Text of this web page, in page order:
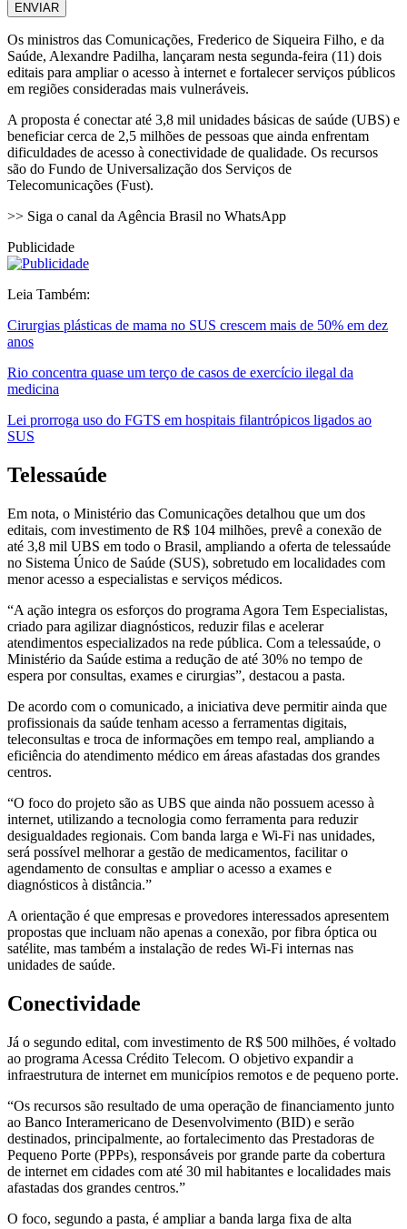
ENVIAR
Os ministros das Comunicações, Frederico de Siqueira Filho, e da
Saúde, Alexandre Padilha, lançaram nesta segunda-feira (11) dois
editais para ampliar o acesso à internet e fortalecer serviços públicos
em regiões consideradas mais vulneráveis.
A proposta é conectar até 3,8 mil unidades básicas de saúde (UBS) e
beneficiar cerca de 2,5 milhões de pessoas que ainda enfrentam
dificuldades de acesso à conectividade de qualidade. Os recursos
são do Fundo de Universalização dos Serviços de
Telecomunicações (Fust).
>> Siga o canal da Agência Brasil no WhatsApp
Publicidade
Leia Também:
Cirurgias plásticas de mama no SUS crescem mais de 50% em dez
anos
Rio concentra quase um terço de casos de exercício ilegal da
medicina
Lei prorroga uso do FGTS em hospitais filantrópicos ligados ao
SUS
Telessaúde
Em nota, o Ministério das Comunicações detalhou que um dos
editais, com investimento de R$ 104 milhões, prevê a conexão de
até 3,8 mil UBS em todo o Brasil, ampliando a oferta de telessaúde
no Sistema Único de Saúde (SUS), sobretudo em localidades com
menor acesso a especialistas e serviços médicos.
“A ação integra os esforços do programa Agora Tem Especialistas,
criado para agilizar diagnósticos, reduzir filas e acelerar
atendimentos especializados na rede pública. Com a telessaúde, o
Ministério da Saúde estima a redução de até 30% no tempo de
espera por consultas, exames e cirurgias”, destacou a pasta.
De acordo com o comunicado, a iniciativa deve permitir ainda que
profissionais da saúde tenham acesso a ferramentas digitais,
teleconsultas e troca de informações em tempo real, ampliando a
eficiência do atendimento médico em áreas afastadas dos grandes
centros.
“O foco do projeto são as UBS que ainda não possuem acesso à
internet, utilizando a tecnologia como ferramenta para reduzir
desigualdades regionais. Com banda larga e Wi-Fi nas unidades,
será possível melhorar a gestão de medicamentos, facilitar o
agendamento de consultas e ampliar o acesso a exames e
diagnósticos à distância.”
A orientação é que empresas e provedores interessados apresentem
propostas que incluam não apenas a conexão, por fibra óptica ou
satélite, mas também a instalação de redes Wi-Fi internas nas
unidades de saúde.
Conectividade
Já o segundo edital, com investimento de R$ 500 milhões, é voltado
ao programa Acessa Crédito Telecom. O objetivo expandir a
infraestrutura de internet em municípios remotos e de pequeno porte.
“Os recursos são resultado de uma operação de financiamento junto
ao Banco Interamericano de Desenvolvimento (BID) e serão
destinados, principalmente, ao fortalecimento das Prestadoras de
Pequeno Porte (PPPs), responsáveis por grande parte da cobertura
de internet em cidades com até 30 mil habitantes e localidades mais
afastadas dos grandes centros.”
O foco, segundo a pasta, é ampliar a banda larga fixa de alta